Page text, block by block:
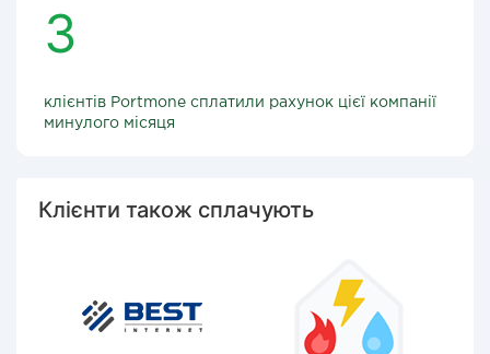
3
клієнтів Portmone сплатили рахунок цієї компанії
минулого місяця
Клієнти також сплачують